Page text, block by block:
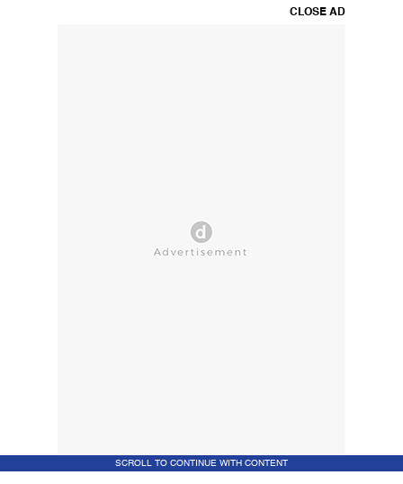
CLOSE AD
SCROLL TO CONTINUE WITH CONTENT